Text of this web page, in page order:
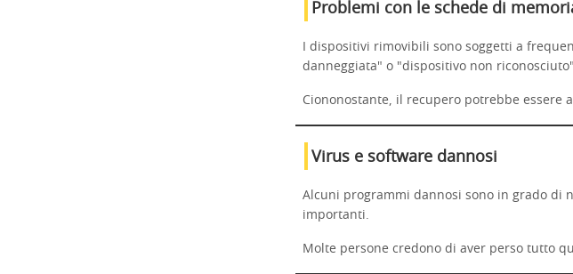
Problemi con le schede di
I dispositivi rimovibili sono soggetti a
danneggiata" o "dispositivo non
Ciononostante, il recupero potrebbe essere
Virus e software dannosi
Alcuni programmi dannosi sono in grado di
importanti.
Molte persone credono di aver perso tutto